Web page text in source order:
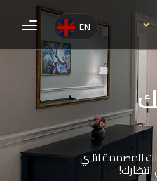
EN
المصممة لتلبي